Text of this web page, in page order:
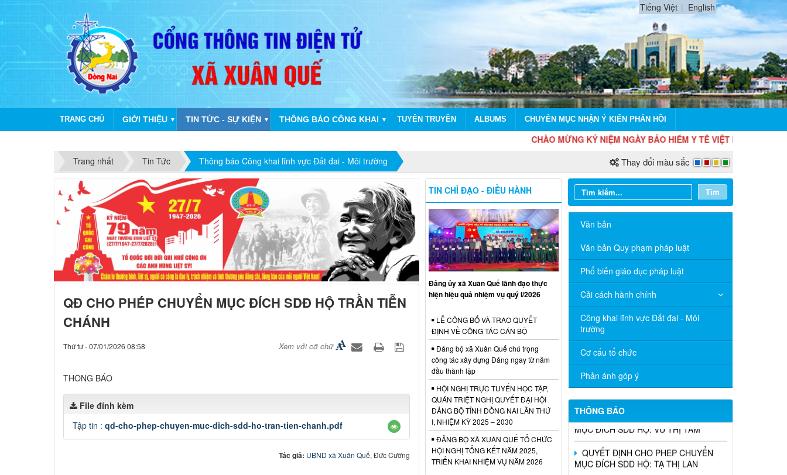
Tiếng Việt English
TRANG CHỦ GIỚI THIỆU ▼ TIN TỨC - SỰ KIỆN ▼ THÔNG BÁO CÔNG KHAI ▼ TUYÊN TRUYỀN ALBUMS CHUYÊN MỤC NHẬN Ý KIẾN PHẢN HỒI
CHÀO MỪNG KỶ NIỆM NGÀY BẢO HIỂM Y TẾ VIỆT NAM (01/07);
Trang nhất
Tin Tức Thông báo Công khai lĩnh vực Đất đai - Môi trường Thay đổi màu sắc
QĐ CHO PHÉP CHUYỂN MỤC ĐÍCH SDĐ HỘ TRẦN TIỄN
CHÁNH
Thứ tư - 07/01/2026 08:58 Xem với cỡ chữ
THÔNG BÁO
File đính kèm
Tập tin : qd-cho-phep-chuyen-muc-dich-sdd-ho-tran-tien-chanh.pdf
Tác giả: UBND xã Xuân Quế, Đức Cường
Tìm
Văn bản
Văn bản Quy phạm pháp luật
Phổ biến giáo dục pháp luật
Cải cách hành chính
Công khai lĩnh vực Đất đai - Môi
trường
Cơ cấu tổ chức
Phản ánh góp ý
THÔNG BÁO
QUYẾT ĐỊNH CHO PHEP CHUYỂN
MỤC ĐÍCH SDD HỘ: ĐOÀN KHÁNH
NGỌC
QUYẾT ĐỊNH CHO PHEP CHUYỂN
MỤC ĐÍCH SDD HỘ: VŨ THỊ TẦM
QUYẾT ĐỊNH CHO PHEP CHUYỂN
MỤC ĐÍCH SDD HỘ: TẠ THỊ LAN
TIN CHỈ ĐẠO - ĐIỀU HÀNH
Đảng ủy xã Xuân Quế lãnh đạo thực
hiện hiệu quả nhiệm vụ quý I/2026
LỄ CÔNG BỐ VÀ TRAO QUYẾT
ĐỊNH VỀ CÔNG TÁC CÁN BỘ
Đảng bộ xã Xuân Quế chú trọng
công tác xây dựng Đảng ngay từ năm
đầu thành lập
HỘI NGHỊ TRỰC TUYẾN HỌC TẬP,
QUÁN TRIỆT NGHỊ QUYẾT ĐẠI HỘI
ĐẢNG BỘ TỈNH ĐỒNG NAI LẦN THỨ
I, NHIỆM KỲ 2025 – 2030
ĐẢNG BỘ XÃ XUÂN QUẾ TỔ CHỨC
HỘI NGHỊ TỔNG KẾT NĂM 2025,
TRIỂN KHAI NHIỆM VỤ NĂM 2026